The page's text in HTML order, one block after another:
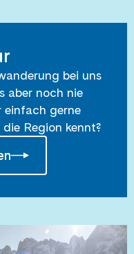
bei uns
aber noch nie
einfach gerne
Region kennt?